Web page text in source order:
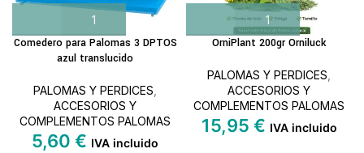
Comedero para Palomas 3 DPTOS
azul translucido
PALOMAS Y PERDICES
ACCESORIOS Y
COMPLEMENTOS PALOMAS
5,60 € IVA incluido
OrniPlant 200gr Orniluck
PALOMAS Y PERDICES
ACCESORIOS Y
COMPLEMENTOS PALOMAS
15,95 € IVA incluido